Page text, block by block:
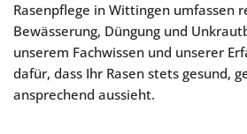
Rasenpflege in Wittingen umfassen
Bewässerung, Düngung und
unserem Fachwissen und unserer
dafür, dass Ihr Rasen stets gesund,
ansprechend aussieht.